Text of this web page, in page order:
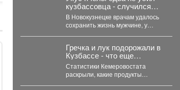
кузбассовца - случился
инфаркт
В Новокузнецке врачам удалось
сохранить жизнь мужчине, у
Гречка и лук подорожали в
Кузбассе - что еще
взлетело в цене
Статистики Кемеровостата
раскрыли, какие продукты